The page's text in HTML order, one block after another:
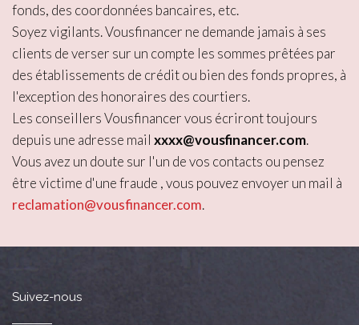
fonds, des coordonnées bancaires, etc.
Soyez vigilants. Vousfinancer ne demande jamais à ses
clients de verser sur un compte les sommes prêtées par
des établissements de crédit ou bien des fonds propres, à
l'exception des honoraires des courtiers.
Les conseillers Vousfinancer vous écriront toujours
depuis une adresse mail xxxx@vousfinancer.com.
Vous avez un doute sur l'un de vos contacts ou pensez
être victime d'une fraude , vous pouvez envoyer un mail à
reclamation@vousfinancer.com.
Suivez-nous